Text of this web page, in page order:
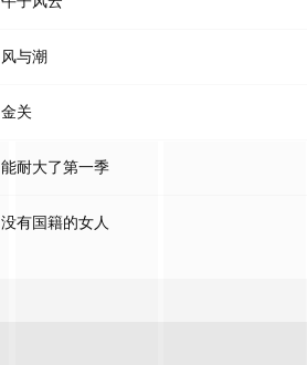
风与潮
金关
能耐大了第一季
没有国籍的女人